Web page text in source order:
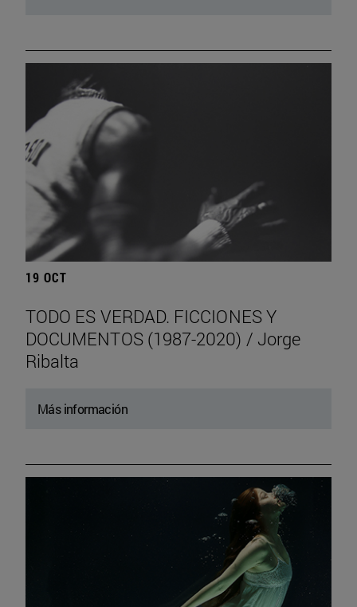
19 OCT
TODO ES VERDAD. FICCIONES Y
DOCUMENTOS (1987-2020) / Jorge
Ribalta
Más información